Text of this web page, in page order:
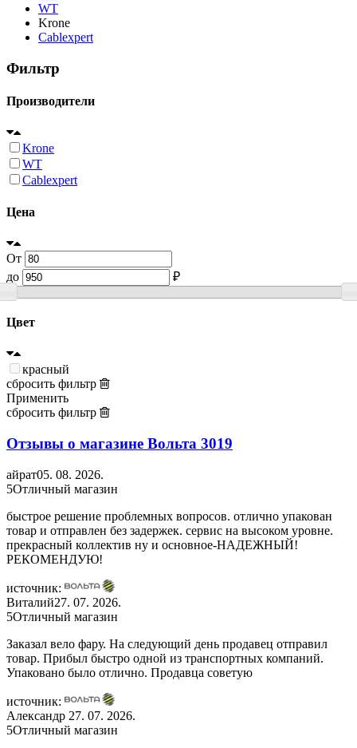
WT
Krone
Cablexpert
Фильтр
Производители
Krone
WT
Cablexpert
Цена
От
до
₽
Цвет
красный
сбросить фильтр
Применить
сбросить фильтр
Отзывы о магазине Вольта 3019
айрат05. 08. 2026.
5Отличный магазин
быстрое решение проблемных вопросов. отлично упакован
товар и отправлен без задержек. сервис на высоком уровне.
прекрасный коллектив ну и основное-НАДЕЖНЫЙ!
РЕКОМЕНДУЮ!
источник:
Виталий27. 07. 2026.
5Отличный магазин
Заказал вело фару. На следующий день продавец отправил
товар. Прибыл быстро одной из транспортных компаний.
Упаковано было отлично. Продавца советую
источник:
Александр 27. 07. 2026.
5Отличный магазин